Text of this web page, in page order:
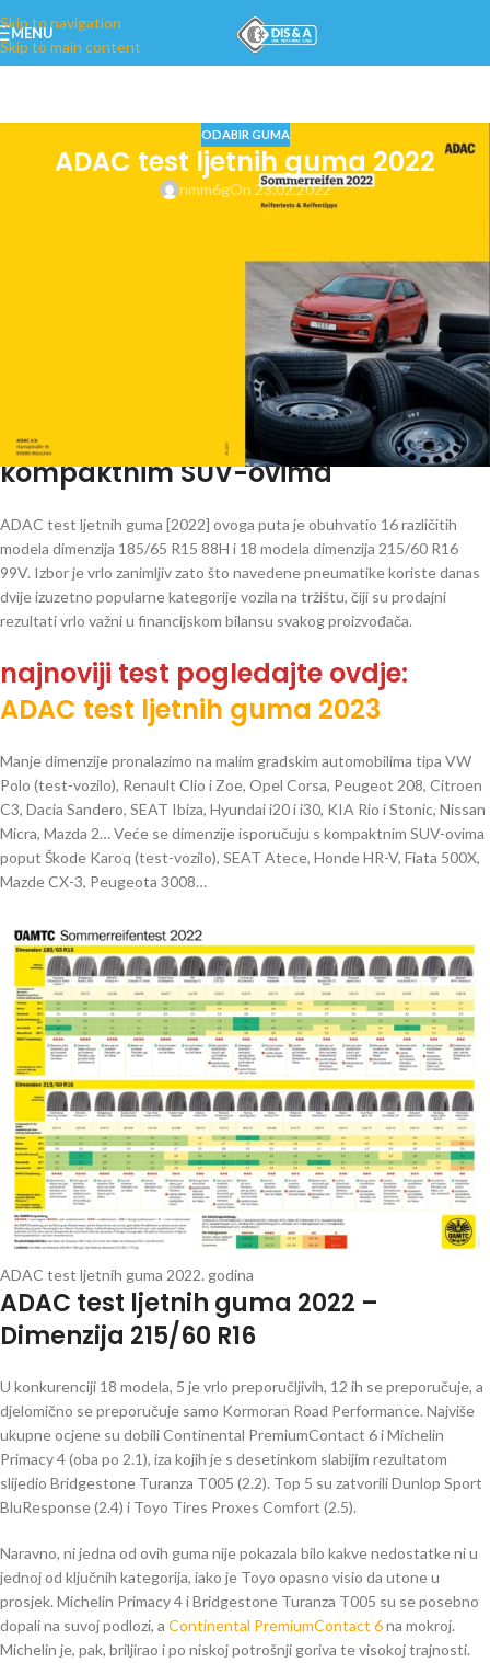
Skip to navigation
Skip to main content
MENU
ODABIR GUMA
ADAC test ljetnih guma 2022
nmm6gOn 23.02.2022
ADAC i partneri su uoči dolaska
toplijih dana za tradicionalni test
ljetnih guma izabrali 16 različitih
modela dimenzija 185/65 R15 88H
koje koriste mala gradska vozila, te
dodatnih 18 modela dimenzija
215/60 R16 99V koji stižu uglavnom s
kompaktnim SUV-ovima
ADAC test ljetnih guma [2022] ovoga puta je obuhvatio 16 različitih
modela dimenzija 185/65 R15 88H i 18 modela dimenzija 215/60 R16
99V. Izbor je vrlo zanimljiv zato što navedene pneumatike koriste danas
dvije izuzetno popularne kategorije vozila na tržištu, čiji su prodajni
rezultati vrlo važni u financijskom bilansu svakog proizvođača.
najnoviji test pogledajte ovdje:
ADAC test ljetnih guma 2023
Manje dimenzije pronalazimo na malim gradskim automobilima tipa VW
Polo (test-vozilo), Renault Clio i Zoe, Opel Corsa, Peugeot 208, Citroen
C3, Dacia Sandero, SEAT Ibiza, Hyundai i20 i i30, KIA Rio i Stonic, Nissan
Micra, Mazda 2… Veće se dimenzije isporučuju s kompaktnim SUV-ovima
poput Škode Karoq (test-vozilo), SEAT Atece, Honde HR-V, Fiata 500X,
Mazde CX-3, Peugeota 3008…
ADAC test ljetnih guma 2022. godina
ADAC test ljetnih guma 2022 –
Dimenzija 215/60 R16
U konkurenciji 18 modela, 5 je vrlo preporučljivih, 12 ih se preporučuje, a
djelomično se preporučuje samo Kormoran Road Performance. Najviše
ukupne ocjene su dobili Continental PremiumContact 6 i Michelin
Primacy 4 (oba po 2.1), iza kojih je s desetinkom slabijim rezultatom
slijedio Bridgestone Turanza T005 (2.2). Top 5 su zatvorili Dunlop Sport
BluResponse (2.4) i Toyo Tires Proxes Comfort (2.5).
Naravno, ni jedna od ovih guma nije pokazala bilo kakve nedostatke ni u
jednoj od ključnih kategorija, iako je Toyo opasno visio da utone u
prosjek. Michelin Primacy 4 i Bridgestone Turanza T005 su se posebno
dopali na suvoj podlozi, a Continental PremiumContact 6na mokroj.
Michelin je, pak, briljirao i po niskoj potrošnji goriva te visokoj trajnosti.